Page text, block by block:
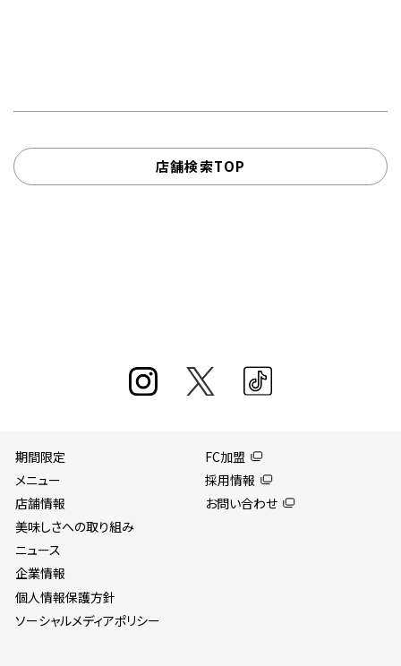
店舗検索TOP
期間限定
メニュー
店舗情報
美味しさへの取り組み
ニュース
企業情報
個人情報保護方針
ソーシャルメディアポリシー
FC加盟
採用情報
お問い合わせ